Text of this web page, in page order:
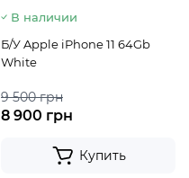
В наличии
Б/У Apple iPhone 11 64Gb
White
9 500 грн
8 900 грн
Купить